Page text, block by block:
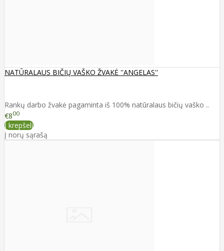
NATŪRALAUS BIČIŲ VAŠKO ŽVAKĖ ''ANGELAS''
Rankų darbo žvakė pagaminta iš 100% natūralaus bičių vaško ..
€800
Į krepšelį
Į norų sąrašą